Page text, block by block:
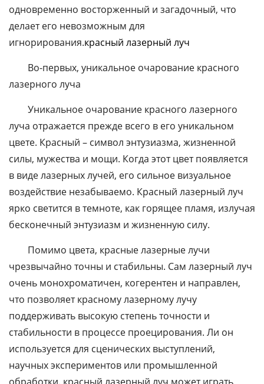
одновременно восторженный и загадочный, что
делает его невозможным для
игнорирования.красный лазерный луч
Во-первых, уникальное очарование красного
лазерного луча
Уникальное очарование красного лазерного
луча отражается прежде всего в его уникальном
цвете. Красный – символ энтузиазма, жизненной
силы, мужества и мощи. Когда этот цвет появляется
в виде лазерных лучей, его сильное визуальное
воздействие незабываемо. Красный лазерный луч
ярко светится в темноте, как горящее пламя, излучая
бесконечный энтузиазм и жизненную силу.
Помимо цвета, красные лазерные лучи
чрезвычайно точны и стабильны. Сам лазерный луч
очень монохроматичен, когерентен и направлен,
что позволяет красному лазерному лучу
поддерживать высокую степень точности и
стабильности в процессе проецирования. Ли он
используется для сценических выступлений,
научных экспериментов или промышленной